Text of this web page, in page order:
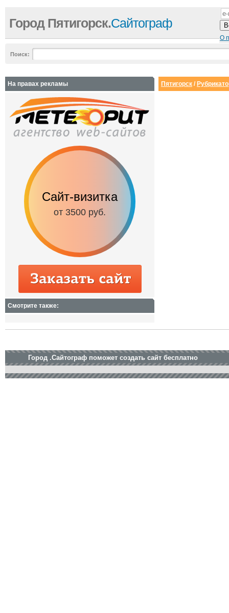
О
Город Пятигорск.Сайтограф
Поиск:
Пятигорск /
На правах рекламы
Сайт-визитка
от 3500 руб.
Смотрите также:
Город .Сайтограф поможет создать сайт бесплатно